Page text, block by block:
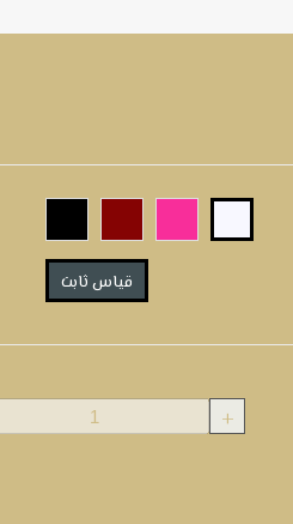
قياس ثابت
+